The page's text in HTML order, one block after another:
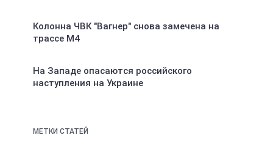
Колонна ЧВК "Вагнер" снова замечена на
трассе М4
На Западе опасаются российского
наступления на Украине
МЕТКИ СТАТЕЙ